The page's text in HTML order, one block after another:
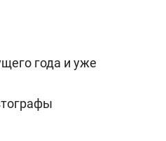
года и уже